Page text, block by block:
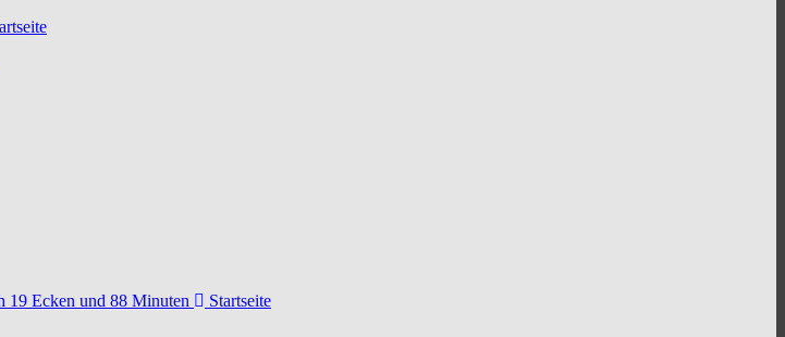
19 Ecken und 88 Minuten
Startseite